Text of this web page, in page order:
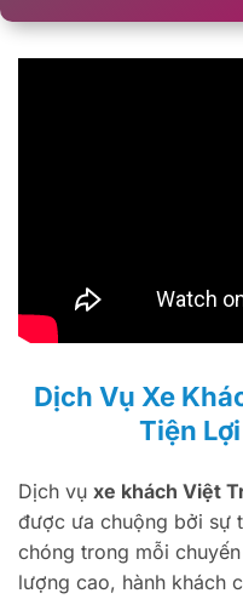
Dịch Vụ Xe
Tiện
Dịch vụ xe khách Việt
được ưa chuộng bởi sự
chóng trong mỗi
lượng cao, hành khách